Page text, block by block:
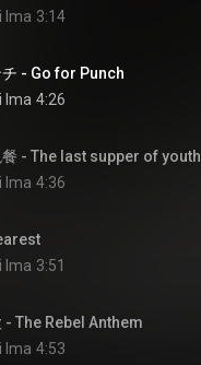
Ima 3:14
- Go for Punch
Ima 4:26
- The last supper of youth
Ima 4:36
Ima 3:51
- The Rebel Anthem
Ima 4:53